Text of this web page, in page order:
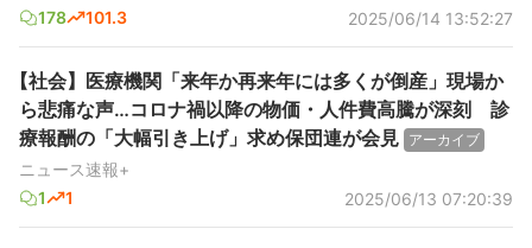
178
101.3 2025/06/14 13:52:27
【社会】医療機関「来年か再来年には多くが倒産」現場か
ら悲痛な声…コロナ禍以降の物価・人件費高騰が深刻 診
療報酬の「大幅引き上げ」求め保団連が会見 アーカイブ
ニュース速報+
1
1 2025/06/13 07:20:39